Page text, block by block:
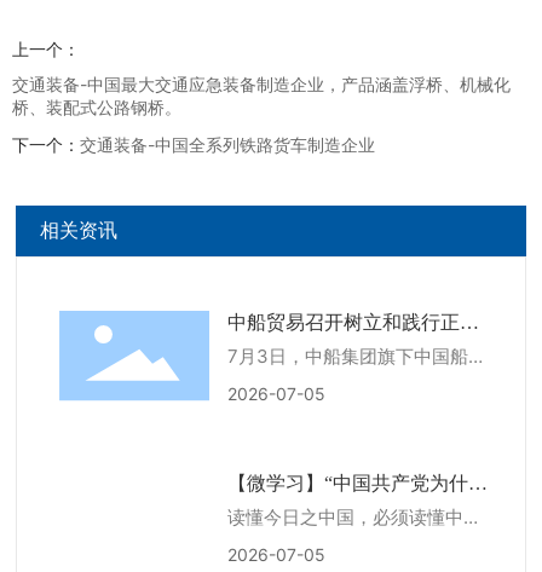
上一个：
交通装备-中国最大交通应急装备制造企业，产品涵盖浮桥、机械化
桥、装配式公路钢桥。
下一个： 交通装备-中国全系列铁路货车制造企业
相关资讯
中船贸易召开树立和践行正确
政绩观学习教育专题党课报告
会暨表彰大会
7月3日，中船集团旗下中国船舶
工业贸易有限公司召开树立和践
记、董事胡凯出席会议，并以
《树立和践行正确政绩观 开创公
司“十五五”发展新局面》为题讲
授专题党课。党委副书记、纪委
2026-07-05
【微学习】“中国共产党为什么
能的关键密码”
读懂今日之中国，必须读懂中国
共产党。 105年不懈奋斗，
2026-07-05